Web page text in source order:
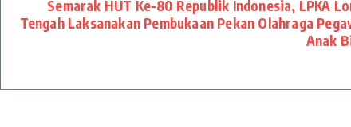
Semarak HUT Ke-80 Republik Indonesia, LPKA
Tengah Laksanakan Pembukaan Pekan Olahraga
Anak